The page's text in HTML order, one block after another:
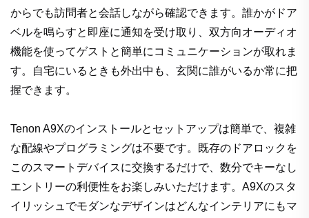
からでも訪問者と会話しながら確認できます。誰かがドア
ベルを鳴らすと即座に通知を受け取り、双方向オーディオ
機能を使ってゲストと簡単にコミュニケーションが取れま
す。自宅にいるときも外出中も、玄関に誰がいるか常に把
握できます。
Tenon A9Xのインストールとセットアップは簡単で、複雑
な配線やプログラミングは不要です。既存のドアロックを
このスマートデバイスに交換するだけで、数分でキーなし
エントリーの利便性をお楽しみいただけます。A9Xのスタ
イリッシュでモダンなデザインはどんなインテリアにもマ